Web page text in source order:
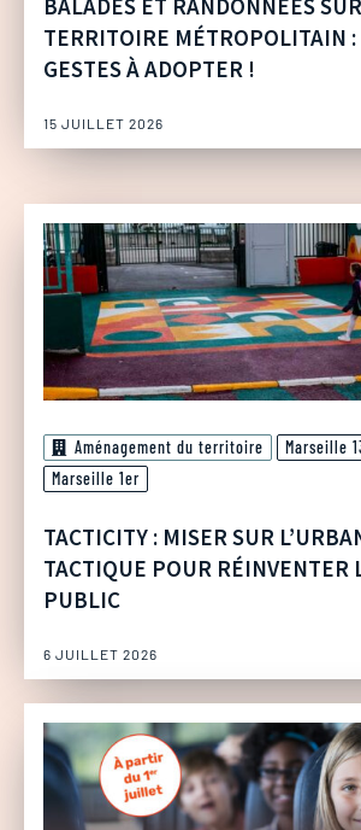
TERRITOIRE MÉTROPOLITAIN :
GESTES À ADOPTER !
15 JUILLET 2026
Aménagement du territoire
Marseille
Marseille 1er
TACTICITY : MISER SUR
TACTIQUE POUR RÉINVENTER
PUBLIC
6 JUILLET 2026